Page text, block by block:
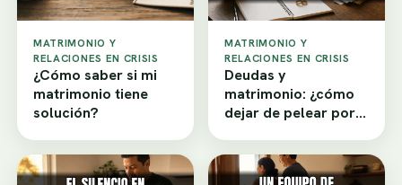
MATRIMONIO Y
RELACIONES EN CRISIS
¿Cómo saber si mi
matrimonio tiene
solución?
MATRIMONIO Y
RELACIONES EN CRISIS
Deudas y
matrimonio: ¿cómo
dejar de pelear por